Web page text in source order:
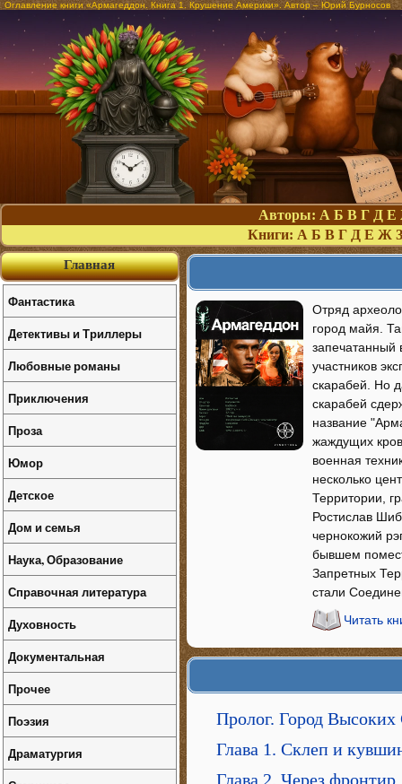
Оглавление книги «Армагеддон. Книга 1. Крушение Америки». Автор – Юрий Бурносов
Авторы: А Б В Г Д Е
Книги: А Б В Г Д Е Ж З
Отряд
город майя.
запечатанный
участников
скарабей. Но
скарабей
название
жаждущих
военная
несколько
Территории,
Ростислав
чернокожий
бывшем
Запретных
стали
Читать
Пролог. Город Высоких
Глава 1. Склеп и
Глава 2. Через фронтир
Главная
Фантастика
Детективы и Триллеры
Любовные романы
Приключения
Проза
Юмор
Детское
Дом и семья
Наука, Образование
Справочная литература
Духовность
Документальная
Прочее
Поэзия
Драматургия